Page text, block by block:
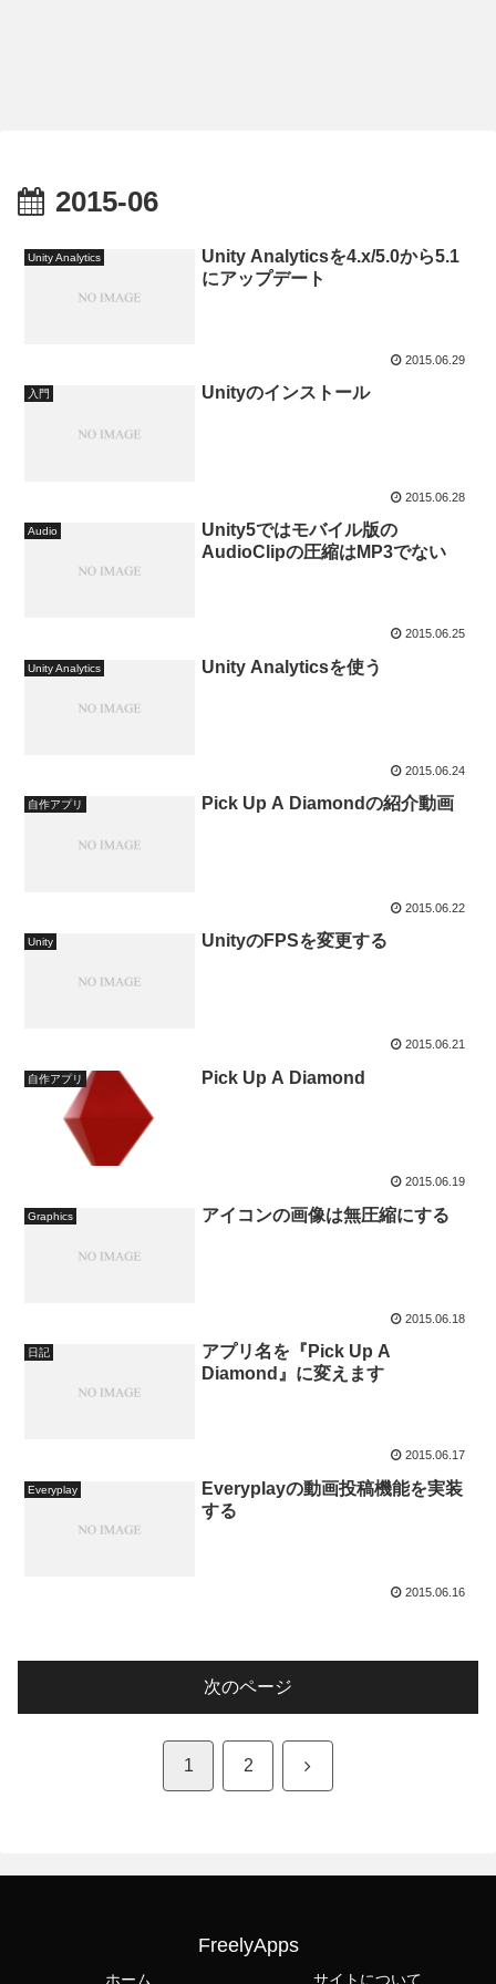
2015-06
Unity Analytics
Unity Analyticsを4.x/5.0から5.1
にアップデート
2015.06.29
入門 Unityのインストール
2015.06.28
Audio
Unity5ではモバイル版の
AudioClipの圧縮はMP3でない
2015.06.25
Unity Analytics Unity Analyticsを使う
2015.06.24
自作アプリ Pick Up A Diamondの紹介動画
2015.06.22
Unity UnityのFPSを変更する
2015.06.21
自作アプリ Pick Up A Diamond
2015.06.19
Graphics アイコンの画像は無圧縮にする
2015.06.18
日記
アプリ名を『Pick Up A
Diamond』に変えます
2015.06.17
Everyplay
Everyplayの動画投稿機能を実装
する
2015.06.16
次のページ
1 2 次
FreelyApps
ホーム サイトについて